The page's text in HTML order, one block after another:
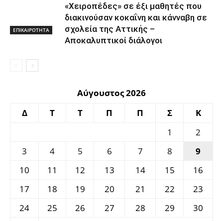
ΕΠΙΚΑΙΡΟΤΗΤΑ
«Χειροπέδες» σε έξι μαθητές που
διακινούσαν κοκαΐνη και κάνναβη σε
σχολεία της Αττικής –
Αποκαλυπτικοί διάλογοι
Αύγουστος 2026
Δ
Τ Τ Π Π Σ
Κ
1
2
3
4 5 6 7 8
9
10
11 12 13 14 15
16
17
18 19 20 21 22
23
24
25 26 27 28 29
30